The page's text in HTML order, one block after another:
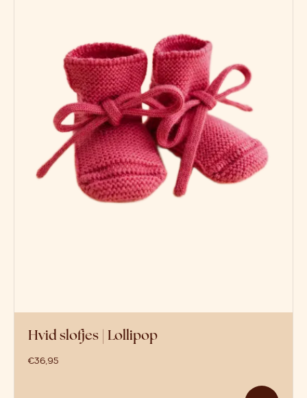
Hvid slofjes | Lollipop
€36,95